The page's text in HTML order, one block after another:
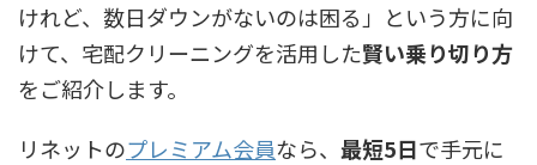
けれど、数日ダウンがないのは困る」という方に向
けて、宅配クリーニングを活用した賢い乗り切り方
をご紹介します。
リネットのプレミアム会員なら、 最短5日で手元に